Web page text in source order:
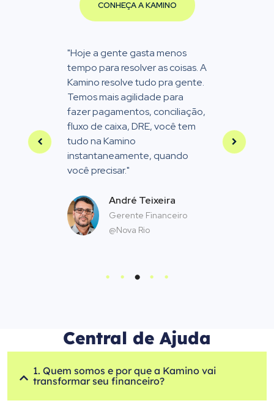
CONHEÇA A KAMINO
"Hoje a gente gasta menos
tempo para resolver as coisas. A
Kamino resolve tudo pra gente.
Temos mais agilidade para
fazer pagamentos, conciliação,
fluxo de caixa, DRE, você tem
tudo na Kamino
instantaneamente, quando
você precisar."
André Teixeira
Gerente Financeiro
@Nova Rio
Central de Ajuda
1. Quem somos e por que a Kamino vai
transformar seu financeiro?